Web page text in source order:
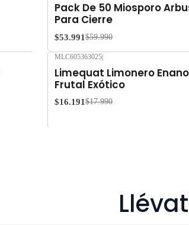
Pack De 50 Miosporo
Para Cierre
$53.991 $59.990
MLC605363025|
Limequat Limonero Enano
Frutal Exótico
$16.191 $17.990